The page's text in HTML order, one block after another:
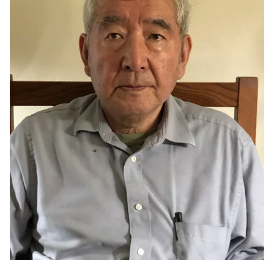
YUKIKO OCH PATRIK MÖTER
STOLPE STORIES
VIDEOGALLERI
UTMÄRKELSER
ÖVRIGA FORMAT
KONTAKT
PRESSKONTAKT
PEER REVIEW-PROCESSEN